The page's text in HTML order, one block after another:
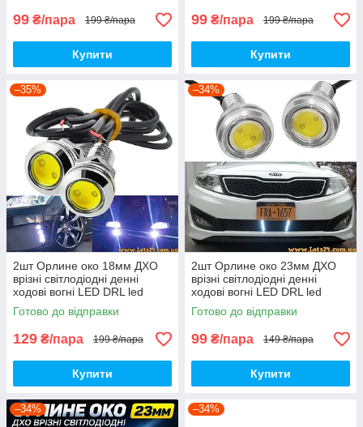
99 ₴/пара 199 ₴/пара
Купити
99 ₴/пара 199 ₴/пара
Купити
–35%
2шт Орлине око 18мм ДХО
врізні світлодіодні денні
ходові вогні LED DRL led
лінзи підсвітка кузова салону
Готово до відправки
129 ₴/пара 199 ₴/пара
Купити
–34%
2шт Орлине око 23мм ДХО
врізні світлодіодні денні
ходові вогні LED DRL led
лінзи підсвітка кузова салону
Готово до відправки
99 ₴/пара 149 ₴/пара
Купити
–34% –34%